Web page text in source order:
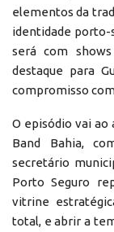
elementos da
identidade porto-
será com
destaque para
compromisso
O episódio vai ao
Band Bahia,
secretário
Porto Seguro
vitrine
total, e abrir a